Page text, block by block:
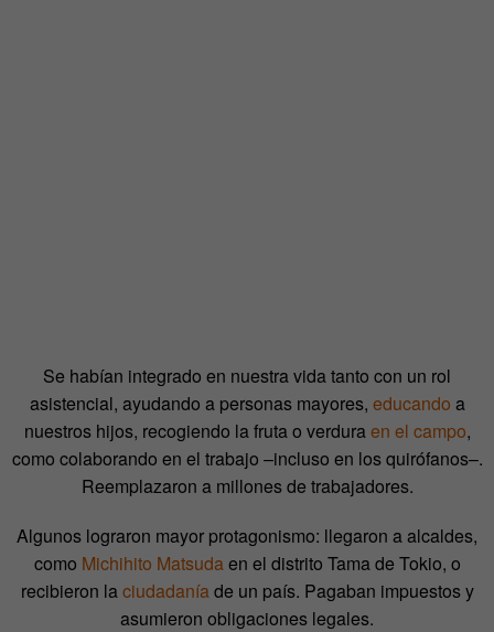
Se habían integrado en nuestra vida tanto con un rol
asistencial, ayudando a personas mayores, educando a
nuestros hijos, recogiendo la fruta o verduraen el campo,
como colaborando en el trabajo –incluso en los quirófanos–.
Reemplazaron a millones de trabajadores.
Algunos lograron mayor protagonismo: llegaron a alcaldes,
como Michihito Matsudaen el distrito Tama de Tokio, o
recibieron laciudadaníade un país. Pagaban impuestos y
asumieron obligaciones legales.